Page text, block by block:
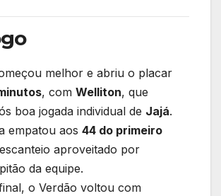
melhor e abriu o placar
, com Welliton, que
boa jogada individual de Jajá.
empatou aos 44 do primeiro
aproveitado por
da equipe.
o Verdão voltou com